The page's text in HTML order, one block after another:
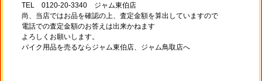
TEL 0120-20-3340 ジャム東伯店
尚、当店ではお品を確認の上、査定金額を算出していますので
電話での査定金額のお答えは出来かねます
よろしくお願いします。
バイク用品を売るならジャム東伯店、ジャム鳥取店へ